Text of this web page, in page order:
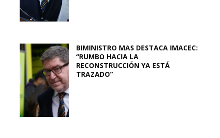
BIMINISTRO MAS DESTACA IMACEC:
“RUMBO HACIA LA
RECONSTRUCCIÓN YA ESTÁ
TRAZADO”